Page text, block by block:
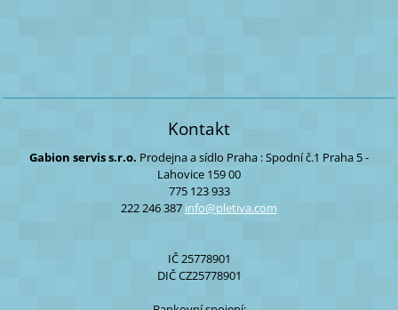
Kontakt
Gabion servis s.r.o. Prodejna a sídlo Praha :Spodní č.1 Praha 5 -
Lahovice 159 00
775 123 933
222 246 387 info@pletiva.com
IČ 25778901
DIČ CZ25778901